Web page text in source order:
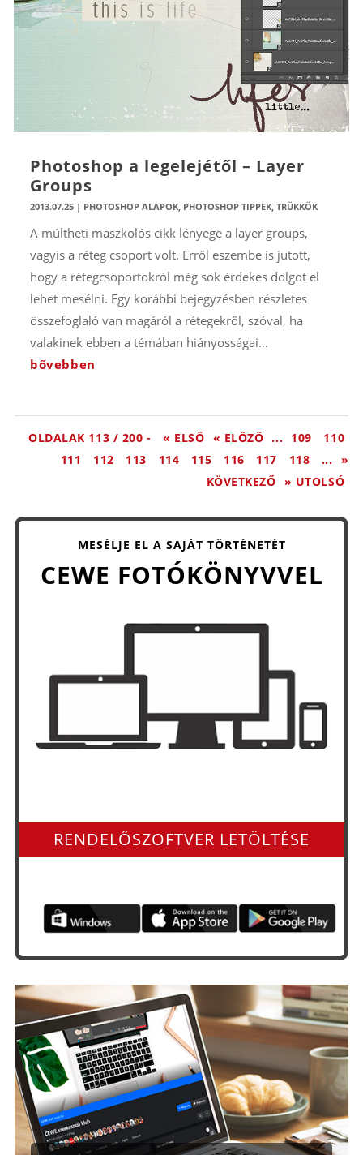
Photoshop a legelejétől – Layer
Groups
2013.07.25| PHOTOSHOP ALAPOK, PHOTOSHOP TIPPEK, TRÜKKÖK
A múltheti maszkolós cikk lényege a layer groups,
vagyis a réteg csoport volt. Erről eszembe is jutott,
hogy a rétegcsoportokról még sok érdekes dolgot el
lehet mesélni. Egy korábbi bejegyzésben részletes
összefoglaló van magáról a rétegekről, szóval, ha
valakinek ebben a témában hiányosságai...
bővebben
OLDALAK 113 / 200 - « ELSŐ « ELŐZŐ ... 109
110
111
112 113 114 115 116 117 118 ... »
KÖVETKEZŐ » UTOLSÓ
MESÉLJE EL A SAJÁT TÖRTÉNETÉT
CEWE FOTÓKÖNYVVEL
RENDELŐSZOFTVER LETÖLTÉSE